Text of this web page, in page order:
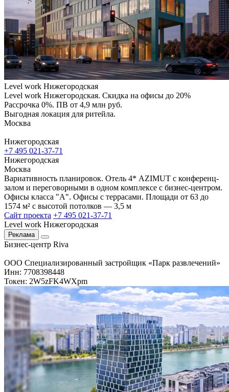
Level work Нижегородская
Level work Нижегородская. Скидка на офисы до 20%
Рассрочка 0%. ПВ от 4,9 млн руб.
Выгодная локация для ритейла.
Москва
Нижегородская
+7 495 021-37-71
Нижегородская
Москва
Вариативность планировок. Отель 4* AZIMUT с конференц-
залом и переговорными в одном комплексе с бизнес-центром.
Офисы класса "А". Офисы с террасами. Площади от 63 до
1574 м² с высотой потолков — 3,5 м
Сайт проекта +7 495 021-37-71
Level work Нижегородская
Реклама
Бизнес-центр Riva
ООО Специализированный застройщик «Парк развлечений»
Инн: 7708398448
Токен: 2W5zFK4WXpm